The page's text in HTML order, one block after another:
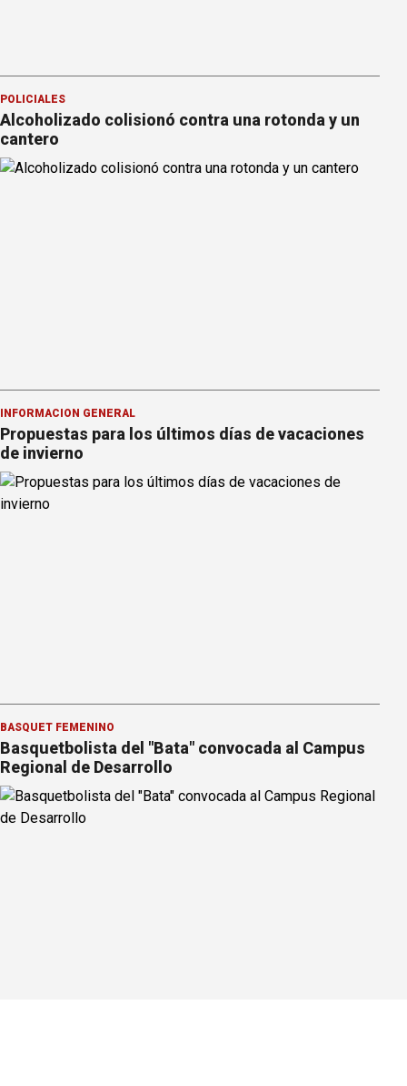
POLICIALES
Alcoholizado colisionó contra una rotonda y un
cantero
INFORMACION GENERAL
Propuestas para los últimos días de vacaciones
de invierno
BÁSQUET FEMENINO
Basquetbolista del "Bata" convocada al Campus
Regional de Desarrollo